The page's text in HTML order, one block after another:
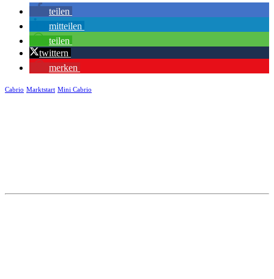
teilen
mitteilen
teilen
twittern
merken
Cabrio Marktstart Mini Cabrio